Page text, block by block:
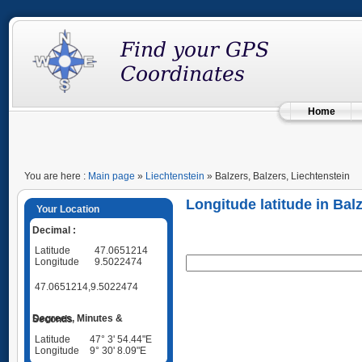
Home
You are here : Main page » Liechtenstein » Balzers, Balzers, Liechtenstein
Your Location
Decimal :
Latitude
47.0651214
Longitude
9.5022474
47.0651214,9.5022474
Degrees, Minutes & Seconds
Latitude
47° 3' 54.44"E
Longitude
9° 30' 8.09"E
Longitude latitude in